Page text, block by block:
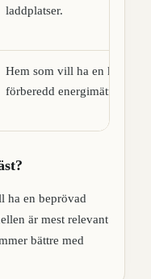
laddplatser.
Hem som vill ha en
förberedd energimätning.
ha en beprövad
är mest relevant
bättre med